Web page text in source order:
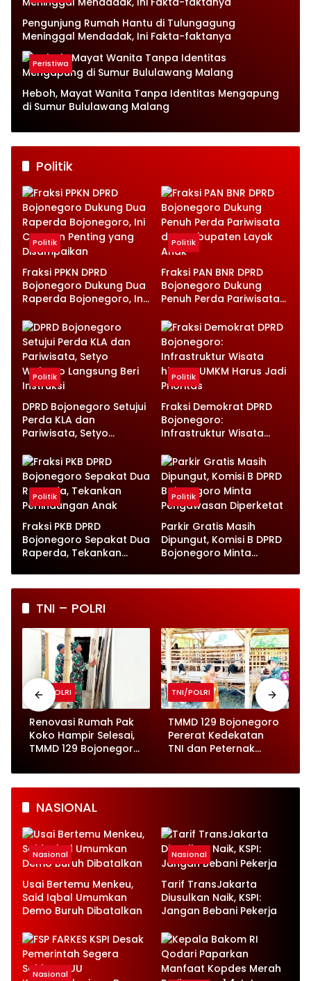
Pengunjung Rumah Hantu di Tulungagung
Meninggal Mendadak, Ini Fakta-faktanya
Peristiwa
Heboh, Mayat Wanita Tanpa Identitas Mengapung
di Sumur Bululawang Malang
Politik
Politik
Fraksi PPKN DPRD
Bojonegoro Dukung Dua
Raperda Bojonegoro, Ini
Disampaikan
Politik
Fraksi PAN BNR DPRD
Bojonegoro Dukung
Penuh Perda Pariwisata
Anak
Politik
DPRD Bojonegoro Setujui
Perda KLA dan
Pariwisata, Setyo
Instruksi
Politik
Fraksi Demokrat DPRD
Bojonegoro:
Infrastruktur Wisata
Prioritas
Politik
Fraksi PKB DPRD
Bojonegoro Sepakat Dua
Raperda, Tekankan
Politik
Parkir Gratis Masih
Dipungut, Komisi B DPRD
Bojonegoro Minta
TNI – POLRI
TNI/POLRI
Renovasi Rumah Pak
Koko Hampir Selesai,
TMMD 129 Bojonegoro
Pesat
TNI/POLRI
TMMD 129 Bojonegoro
Pererat Kedekatan
TNI dan Peternak
NASIONAL
Nasional
Usai Bertemu Menkeu,
Said Iqbal Umumkan
Demo Buruh Dibatalkan
Nasional
Tarif TransJakarta
Diusulkan Naik, KSPI:
Jangan Bebani Pekerja
Nasional